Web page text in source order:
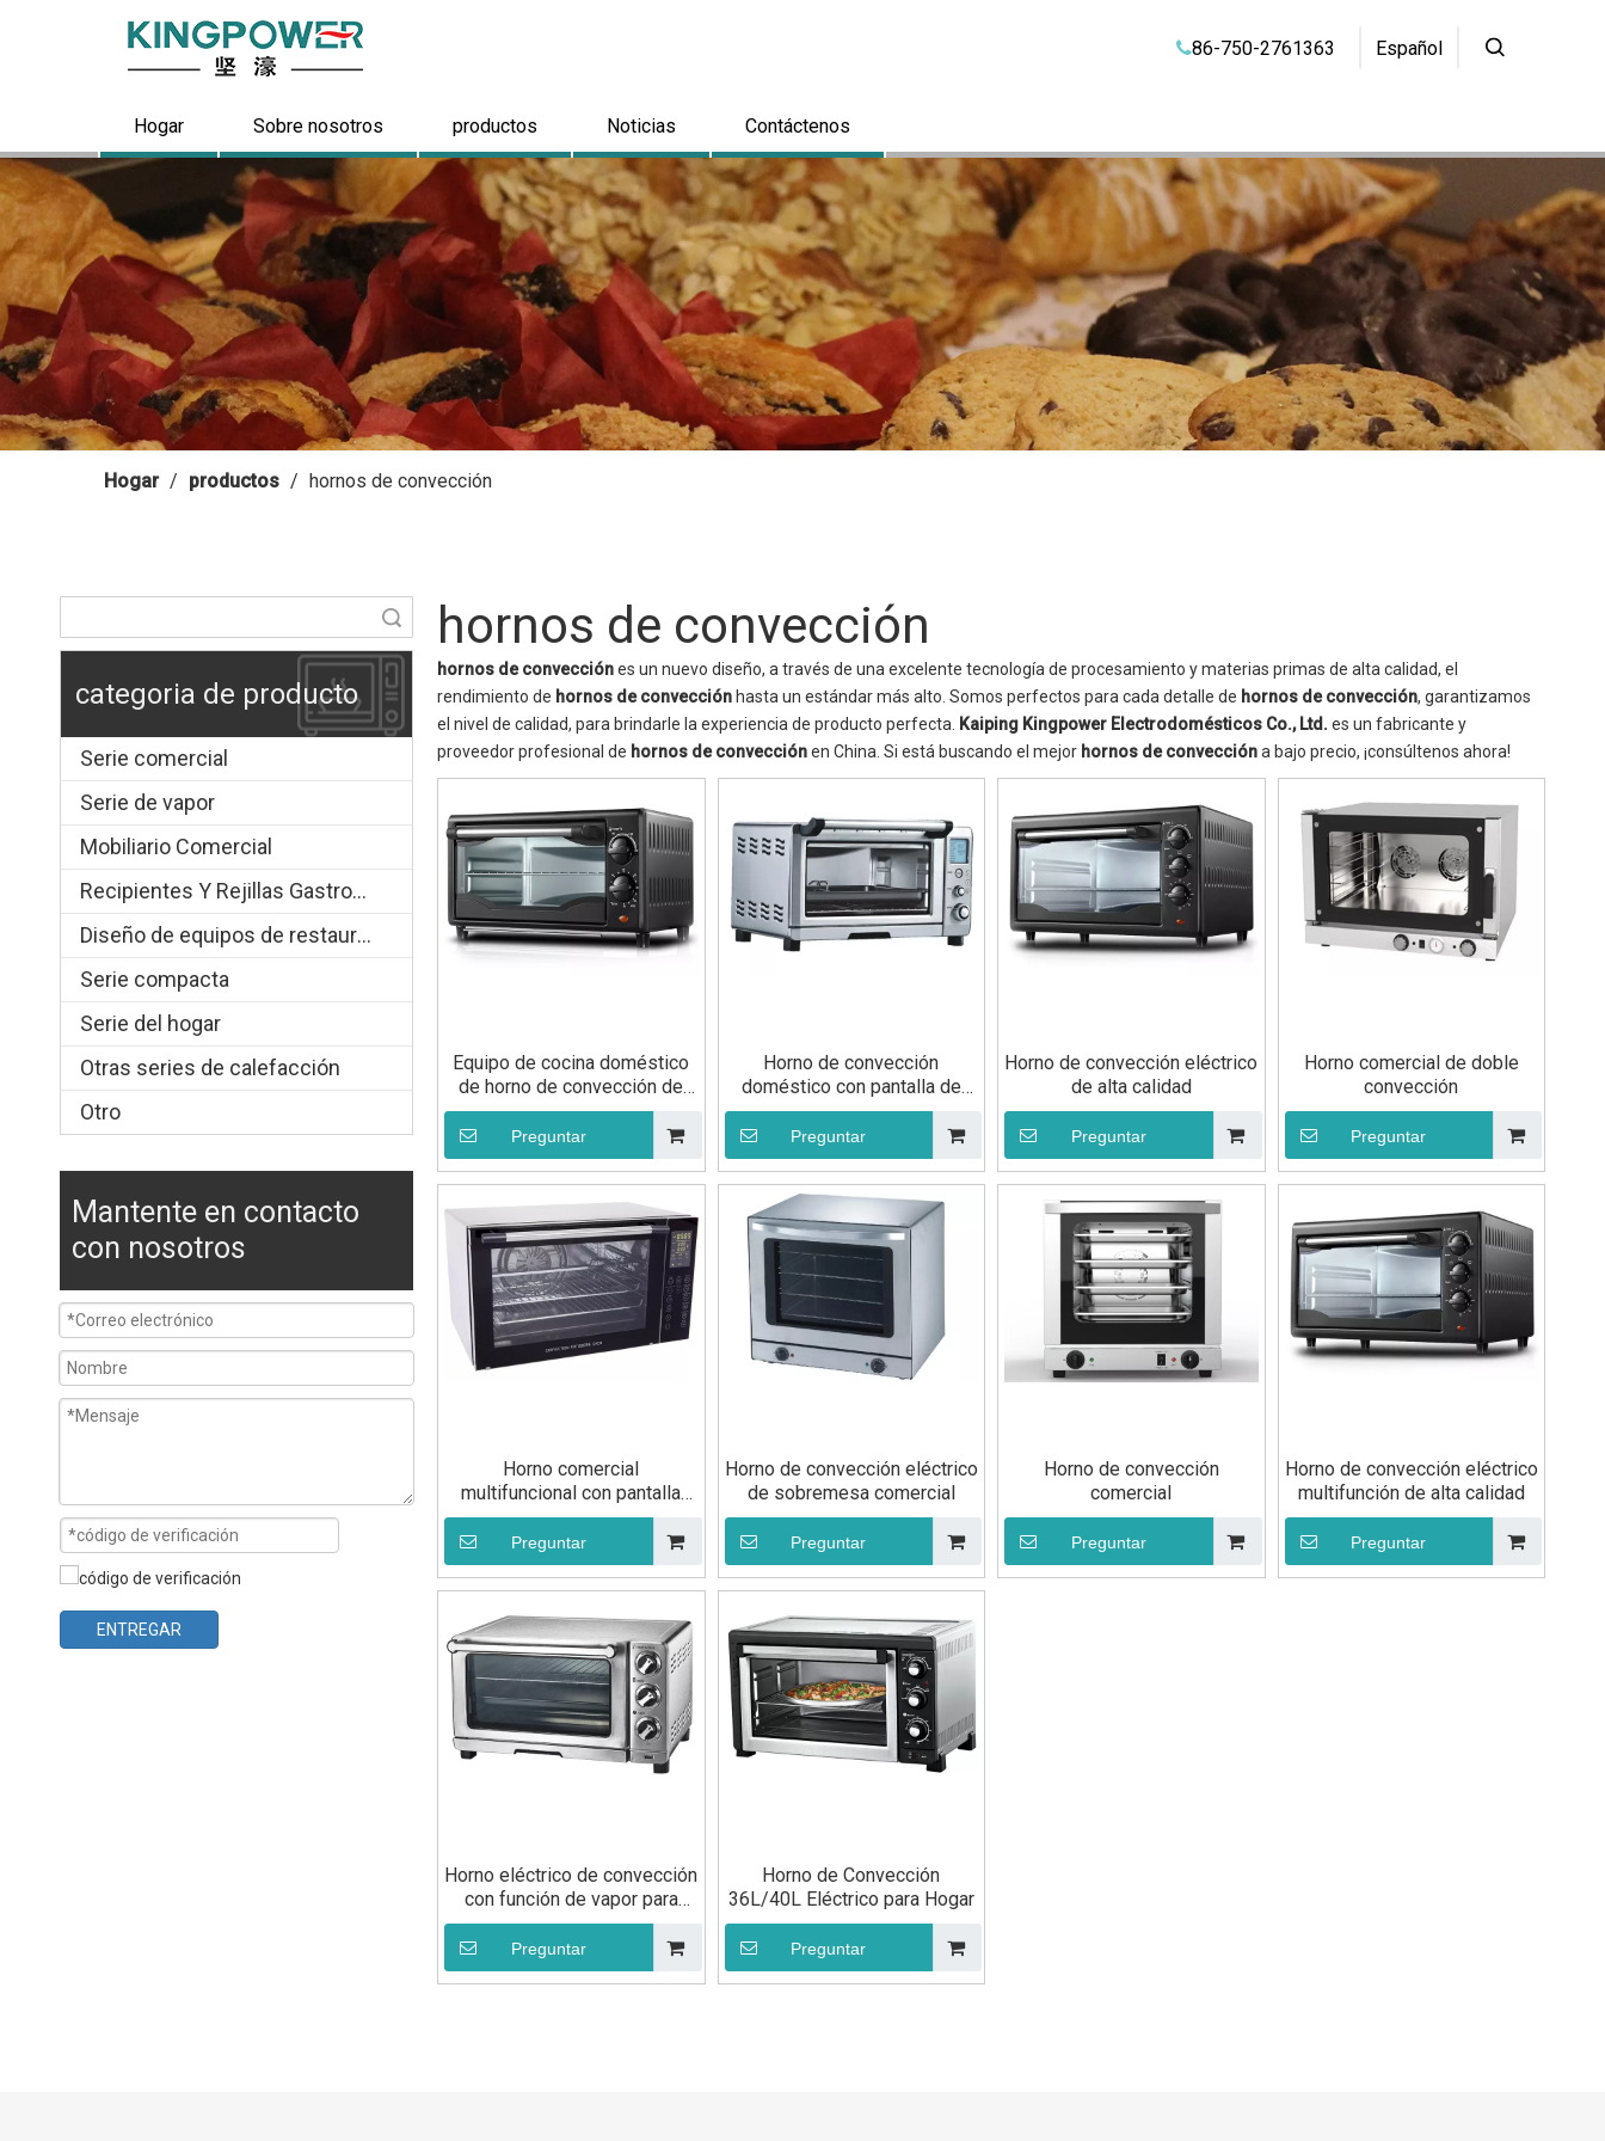
86-750-2761363 Español
Hogar Sobre nosotros productos Noticias Contáctenos
Hogar / productos / hornos de convección
categoria de producto
Serie comercial
Serie de vapor
Mobiliario Comercial
Recipientes Y Rejillas Gastronorm
Diseño de equipos de restauración.
Serie compacta
Serie del hogar
Otras series de calefacción
Otro
Mantente en contacto
con nosotros
ENTREGAR
hornos de convección
hornos de convecciónes un nuevo diseño, a través de una excelente tecnología de procesamiento y materias primas de alta calidad, el
rendimiento de hornos de convección hasta un estándar más alto. Somos perfectos para cada detalle de hornos de convección, garantizamos
el nivel de calidad, para brindarle la experiencia de producto perfecta.
Kaiping Kingpower Electrodomésticos Co., Ltd. es un fabricante y
proveedor profesional de hornos de convecciónen China. Si está buscando el mejor hornos de conveccióna bajo precio, ¡consúltenos ahora!
Equipo de cocina doméstico
de horno de convección de
alta calidad
Preguntar
Horno de convección
doméstico con pantalla de
cristal
Preguntar
Horno de convección eléctrico
de alta calidad
Preguntar
Horno comercial de doble
convección
Preguntar
Horno comercial
multifuncional con pantalla
LED
Preguntar
Horno de convección eléctrico
de sobremesa comercial
Preguntar
Horno de convección
comercial
Preguntar
Horno de convección eléctrico
multifunción de alta calidad
Preguntar
Horno eléctrico de convección
con función de vapor para
equipos de panadería por
hornos
Preguntar
Horno de Convección
36L/40L Eléctrico para Hogar
Preguntar